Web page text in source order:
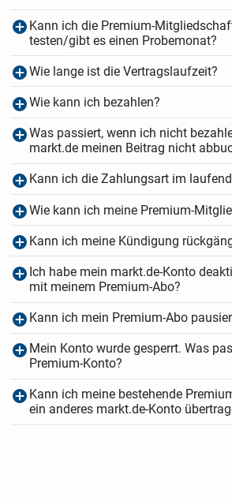
Kann ich die Premium-
testen/gibt es einen Probemonat?
Wie lange ist die Vertragslaufzeit?
Wie kann ich bezahlen?
Was passiert, wenn ich nicht
markt.de meinen Beitrag nicht
Kann ich die Zahlungsart im
Wie kann ich meine Premium-
Kann ich meine Kündigung
Ich habe mein markt.de-Konto
mit meinem Premium-Abo?
Kann ich mein Premium-Abo
Mein Konto wurde gesperrt. Was
Premium-Konto?
Kann ich meine bestehende
ein anderes markt.de-Konto